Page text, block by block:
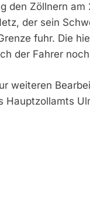
den Zöllnern am
der sein
fuhr. Die
der Fahrer
weiteren
Hauptzollamts